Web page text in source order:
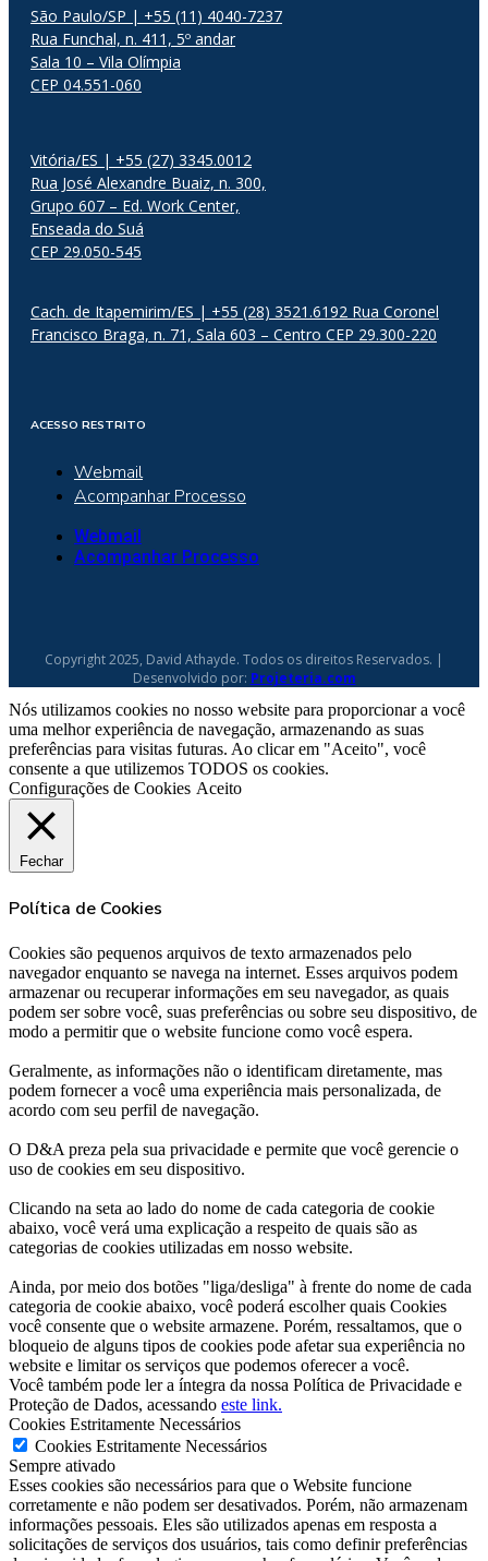
São Paulo/SP | +55 (11) 4040-7237
Rua Funchal, n. 411, 5º andar
Sala 10 – Vila Olímpia
CEP 04.551-060
Vitória/ES | +55 (27) 3345.0012
Rua José Alexandre Buaiz, n. 300,
Grupo 607 – Ed. Work Center,
Enseada do Suá
CEP 29.050-545
Cach. de Itapemirim/ES | +55 (28) 3521.6192 Rua Coronel
Francisco Braga, n. 71, Sala 603 – Centro CEP 29.300-220
ACESSO RESTRITO
Webmail
Acompanhar Processo
Webmail
Acompanhar Processo
Copyright 2025, David Athayde. Todos os direitos Reservados. |
Desenvolvido por: Projeteria.com
Nós utilizamos cookies no nosso website para proporcionar a você
uma melhor experiência de navegação, armazenando as suas
preferências para visitas futuras. Ao clicar em "Aceito", você
consente a que utilizemos TODOS os cookies.
Configurações de Cookies Aceito
Fechar
Política de Cookies
Cookies são pequenos arquivos de texto armazenados pelo
navegador enquanto se navega na internet. Esses arquivos podem
armazenar ou recuperar informações em seu navegador, as quais
podem ser sobre você, suas preferências ou sobre seu dispositivo, de
modo a permitir que o website funcione como você espera.
Geralmente, as informações não o identificam diretamente, mas
podem fornecer a você uma experiência mais personalizada, de
acordo com seu perfil de navegação.
O D&A preza pela sua privacidade e permite que você gerencie o
uso de cookies em seu dispositivo.
Clicando na seta ao lado do nome de cada categoria de cookie
abaixo, você verá uma explicação a respeito de quais são as
categorias de cookies utilizadas em nosso website.
Ainda, por meio dos botões "liga/desliga" à frente do nome de cada
categoria de cookie abaixo, você poderá escolher quais Cookies
você consente que o website armazene. Porém, ressaltamos, que o
bloqueio de alguns tipos de cookies pode afetar sua experiência no
website e limitar os serviços que podemos oferecer a você.
Você também pode ler a íntegra da nossa Política de Privacidade e
Proteção de Dados, acessando este link.
Cookies Estritamente Necessários
Cookies Estritamente Necessários
Sempre ativado
Esses cookies são necessários para que o Website funcione
corretamente e não podem ser desativados. Porém, não armazenam
informações pessoais. Eles são utilizados apenas em resposta a
solicitações de serviços dos usuários, tais como definir preferências